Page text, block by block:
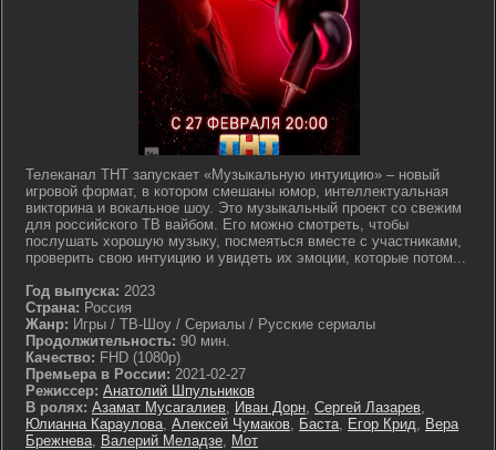
Телеканал ТНТ запускает «Музыкальную интуицию» – новый
игровой формат, в котором смешаны юмор, интеллектуальная
викторина и вокальное шоу. Это музыкальный проект со свежим
для российского ТВ вайбом. Его можно смотреть, чтобы
послушать хорошую музыку, посмеяться вместе с участниками,
проверить свою интуицию и увидеть их эмоции, которые потом...
Год выпуска: 2023
Страна: Россия
Жанр: Игры / ТВ-Шоу / Сериалы / Русские сериалы
Продолжительность: 90 мин.
Качество: FHD (1080p)
Премьера в России: 2021-02-27
Режиссер: Анатолий Шпульников
В ролях: Азамат Мусагалиев, Иван Дорн, Сергей Лазарев,
Юлианна Караулова, Алексей Чумаков, Баста, Егор Крид, Вера
Брежнева, Валерий Меладзе, Мот